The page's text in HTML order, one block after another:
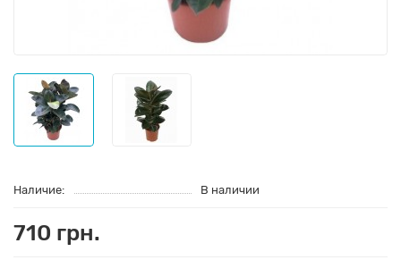
Наличие: В наличии
710 грн.